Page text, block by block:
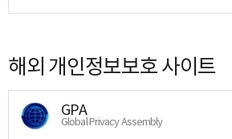
해외 개인정보보호 사이트
GPA
Global Privacy Assembly